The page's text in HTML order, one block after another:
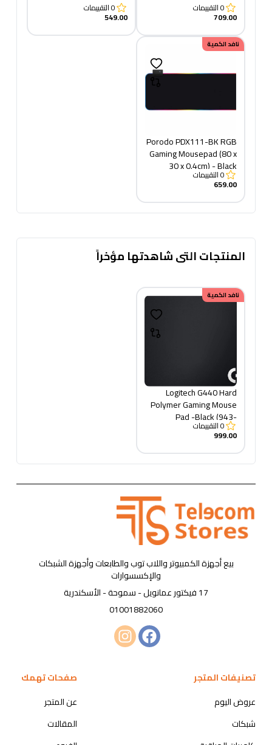
0التقييمات
709.00
0التقييمات
549.00
نافد الكمية
Porodo PDX111-BK RGB
Gaming Mousepad (80 x
30 x 0.4cm) - Black
0التقييمات
659.00
المنتجات التى شاهدتها مؤخراً
نافد الكمية
Logitech G440 Hard
Polymer Gaming Mouse
Pad -Black (943-
000100)
0التقييمات
999.00
بيع أجهزة الكمبيوتر واللاب توب والطابعات وأجهزة الشبكات
والإكسسوارات
17 فيكتور عمانويل - سموحة - الأسكندرية
01001882060
تصنيفات المتجر
عروض اليوم
شبكات
صفحات تهمك
عن المتجر
المقالات